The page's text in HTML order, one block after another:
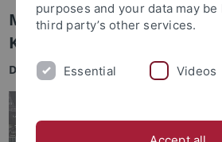
Monastische Ökonomien
Karolingerzeit − Farfa und
DFG-AHRCProject(04/2026–03/2029)
purposes and your data may
third party’s other services.
Essential Videos